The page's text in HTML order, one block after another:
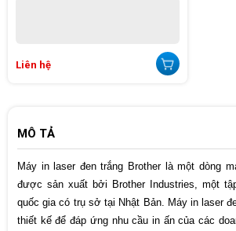
Liên hệ
MÔ TẢ
Máy in laser đen trắng Brother là một dòng
được sản xuất bởi Brother Industries, một
quốc gia có trụ sở tại Nhật Bản. Máy in laser
thiết kế để đáp ứng nhu cầu in ấn của các